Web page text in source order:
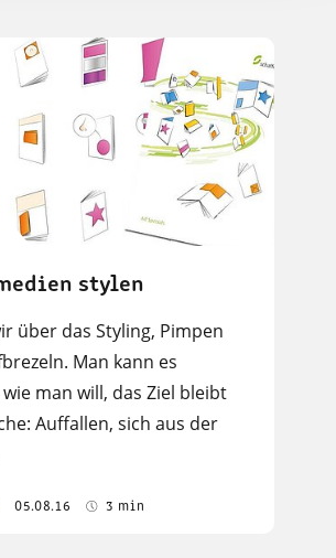
stylen
über das Styling, Pimpen
Man kann es
man will, das Ziel bleibt
Auffallen, sich aus der
05.08.16 3 min